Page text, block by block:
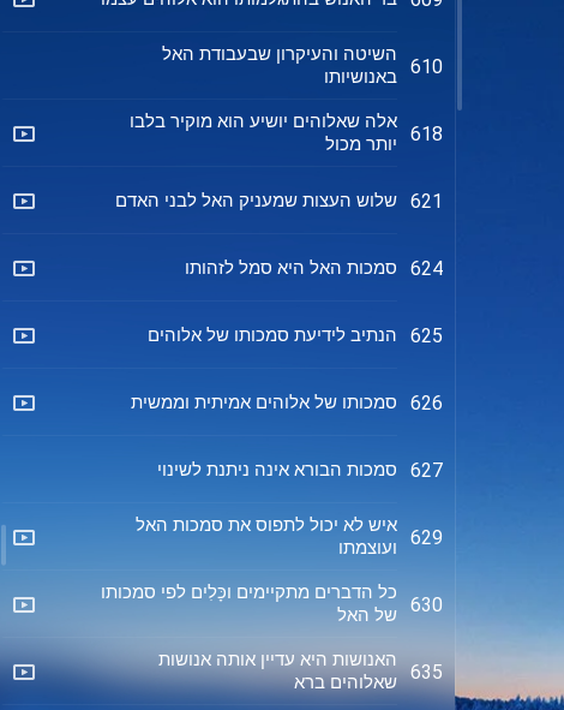
610
השיטה והעיקרון שבעבודת האל
באנושיותו
618
אלה שאלוהים יושיע הוא מוקיר בלבו
יותר מכול
621 שלוש העצות שמעניק האל לבני האדם
624 סמכות האל היא סמל לזהותו
625 הנתיב לידיעת סמכותו של אלוהים
626 סמכותו של אלוהים אמיתית וממשית
627 סמכות הבורא אינה ניתנת לשינוי
629
איש לא יכול לתפוס את סמכות האל
ועוצמתו
630
כל הדברים מתקיימים וכָּלִים לפי סמכותו
של האל
635
האנושות היא עדיין אותה אנושות
שאלוהים ברא